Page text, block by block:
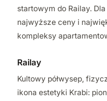
startowym do Railay.
najwyższe ceny i
kompleksy
Railay
Kultowy półwysep,
ikona estetyki Krabi: